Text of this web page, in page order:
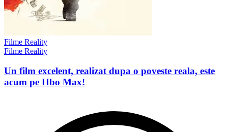
Filme Reality
Filme Reality
Un film excelent, realizat dupa o poveste reala, este
acum pe Hbo Max!